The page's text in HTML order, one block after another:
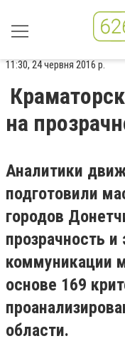
11:30, 24 червня 2016 р.
на
Аналитики
подготовили
городов
прозрачность
коммуникации
основе 169
области.